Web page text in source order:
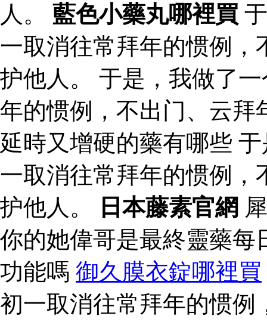
人。 藍色小藥丸哪裡買
一取消往常拜年的惯例，
护他人。 于是，我做了
年的惯例，不出门、云拜
延時又增硬的藥有哪些
一取消往常拜年的惯例，
护他人。
日本藤素官網
你的她偉哥是最終靈藥每
功能嗎 御久膜衣錠哪裡買
初一取消往常拜年的惯例